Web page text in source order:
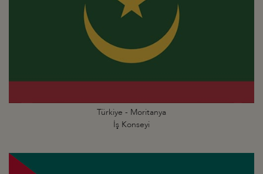
Türkiye - Moritanya
İş Konseyi